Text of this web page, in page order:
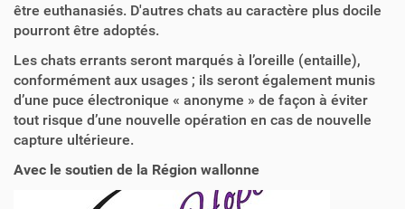
être euthanasiés. D'autres chats au caractère plus docile
pourront être adoptés.
Les chats errants seront marqués à l’oreille (entaille),
conformément aux usages ; ils seront également munis
d’une puce électronique « anonyme » de façon à éviter
tout risque d’une nouvelle opération en cas de nouvelle
capture ultérieure.
Avec le soutien de la Région wallonne